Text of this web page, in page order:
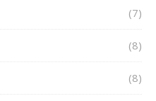
(7)
(8)
(8)